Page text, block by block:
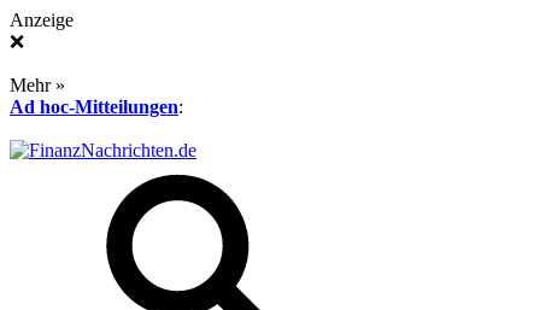
Anzeige
❌
Mehr »
Ad hoc-Mitteilungen: